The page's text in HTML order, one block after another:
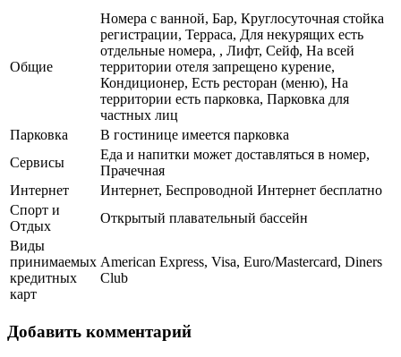
Общие
Номера с ванной, Бар, Круглосуточная стойка
регистрации, Терраса, Для некурящих есть
отдельные номера, , Лифт, Сейф, На всей
территории отеля запрещено курение,
Кондиционер, Есть ресторан (меню), На
территории есть парковка, Парковка для
частных лиц
Парковка
В гостинице имеется парковка
Сервисы
Еда и напитки может доставляться в номер,
Прачечная
Интернет
Интернет, Беспроводной Интернет бесплатно
Спорт и
Отдых
Открытый плавательный бассейн
Виды
принимаемых
кредитных
карт
American Express, Visa, Euro/Mastercard, Diners
Club
Добавить комментарий